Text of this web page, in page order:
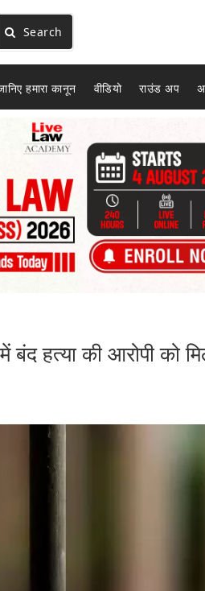
Search
हमारा कानून वीडियो राउंड अप
हत्या की आरोपी को